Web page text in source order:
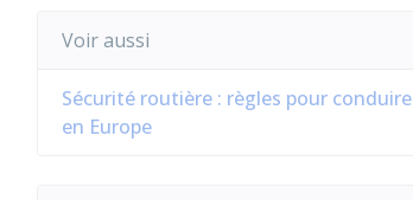
Voir aussi
Sécurité routière : règles pour conduire
en Europe